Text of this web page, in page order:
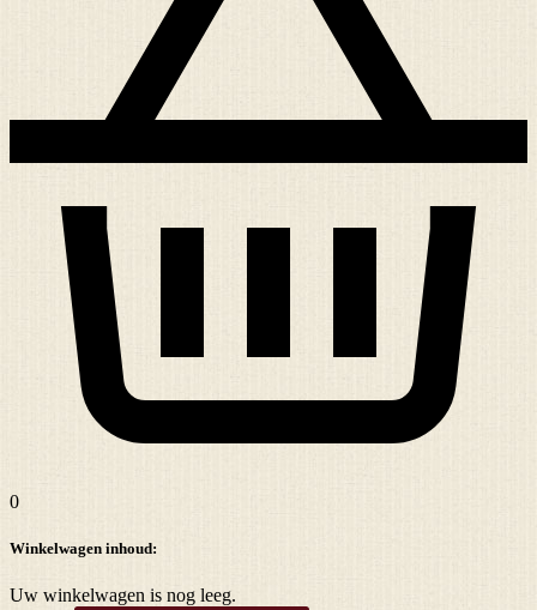
0
Winkelwagen inhoud:
Uw winkelwagen is nog leeg.